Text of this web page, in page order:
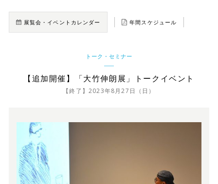
展覧会・イベントカレンダー 年間スケジュール
トーク・セミナー
【追加開催】「大竹伸朗展」トークイベント
【終了】2023年8月27日（日）